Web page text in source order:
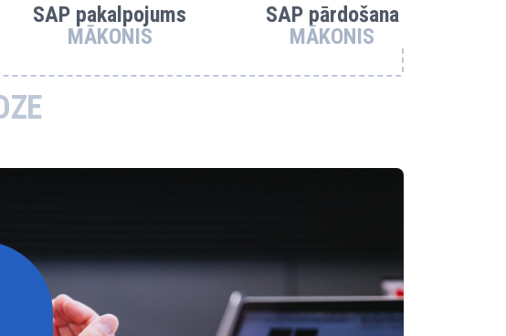
SAP pakalpojums
MĀKONIS
SAP pārdošana
MĀKONIS